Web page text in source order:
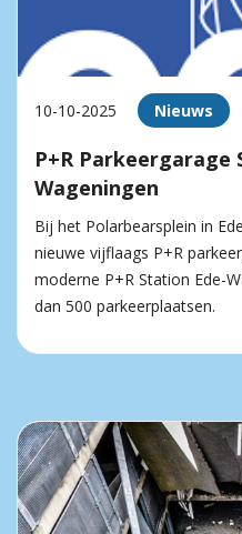
10-10-2025 Nieuws
P+R Parkeergarage
Wageningen
Bij het Polarbearsplein in
nieuwe vijflaags P+R
moderne P+R Station Ede-
dan 500 parkeerplaatsen.